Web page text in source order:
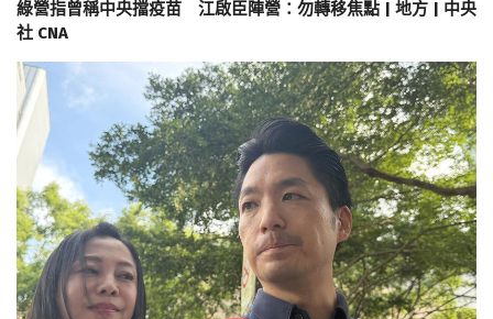
綠營指曾稱中央擋疫苗 江啟臣陣營：勿轉移焦點 | 地方 | 中央
社 CNA